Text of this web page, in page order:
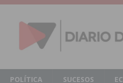
POLÍTICA SUCESOS